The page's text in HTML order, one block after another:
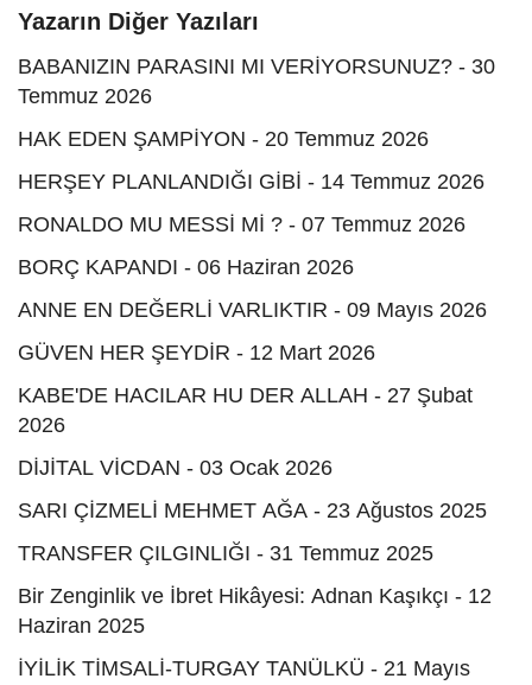
Yazarın Diğer Yazıları
BABANIZIN PARASINI MI VERİYORSUNUZ? - 30
Temmuz 2026
HAK EDEN ŞAMPİYON - 20 Temmuz 2026
HERŞEY PLANLANDIĞI GİBİ - 14 Temmuz 2026
RONALDO MU MESSİ Mİ ? - 07 Temmuz 2026
BORÇ KAPANDI - 06 Haziran 2026
ANNE EN DEĞERLİ VARLIKTIR - 09 Mayıs 2026
GÜVEN HER ŞEYDİR - 12 Mart 2026
KABE'DE HACILAR HU DER ALLAH - 27 Şubat
2026
DİJİTAL VİCDAN - 03 Ocak 2026
SARI ÇİZMELİ MEHMET AĞA - 23 Ağustos 2025
TRANSFER ÇILGINLIĞI - 31 Temmuz 2025
Bir Zenginlik ve İbret Hikâyesi: Adnan Kaşıkçı - 12
Haziran 2025
İYİLİK TİMSALİ-TURGAY TANÜLKÜ - 21 Mayıs